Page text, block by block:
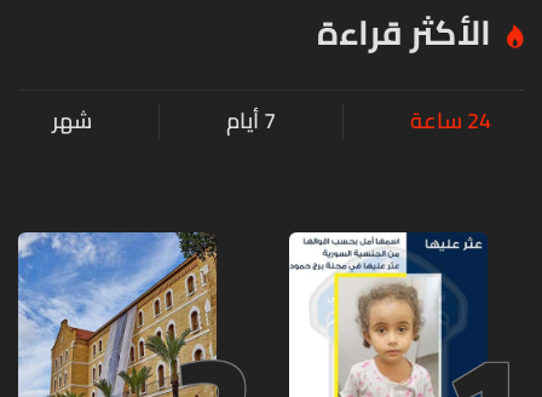
الأكثر قراءة
24 ساعة 7 أيام شهر